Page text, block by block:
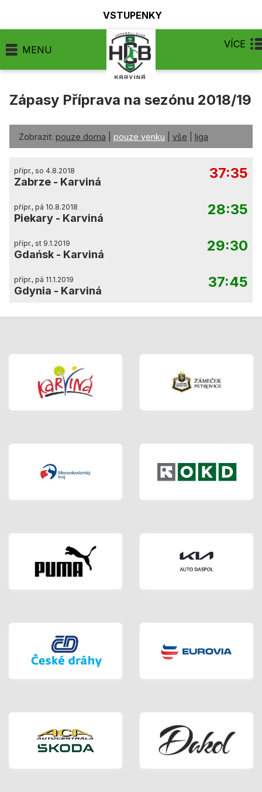
VSTUPENKY
MENU VÍCE
Zápasy Příprava na sezónu 2018/19
Zobrazit: pouze doma pouze venku vše liga
přípr., so 4.8.2018
Zabrze - Karviná
37:35
přípr., pá 10.8.2018
Piekary - Karviná
28:35
přípr., st 9.1.2019
Gdańsk - Karviná
29:30
přípr., pá 11.1.2019
Gdynia - Karviná
37:45